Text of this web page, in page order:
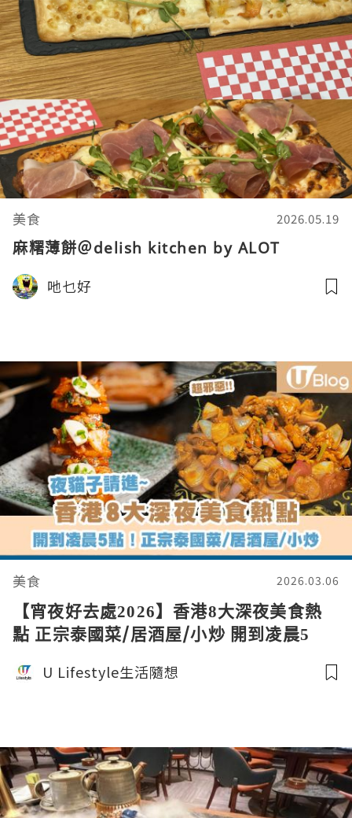
美食 2026.05.19
麻糬薄餅＠delish kitchen by ALOT
吔乜好
美食 2026.03.06
【宵夜好去處2026】香港8大深夜美食熱
點 正宗泰國菜/居酒屋/小炒 開到凌晨5
U Lifestyle生活隨想